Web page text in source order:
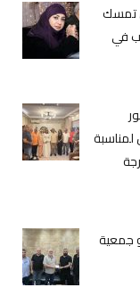
تمسك
في
لمناسبة
جمعية